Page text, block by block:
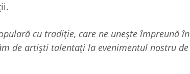
cu tradiție, care ne unește împreună în
de artiști talentați la evenimentul nostru de